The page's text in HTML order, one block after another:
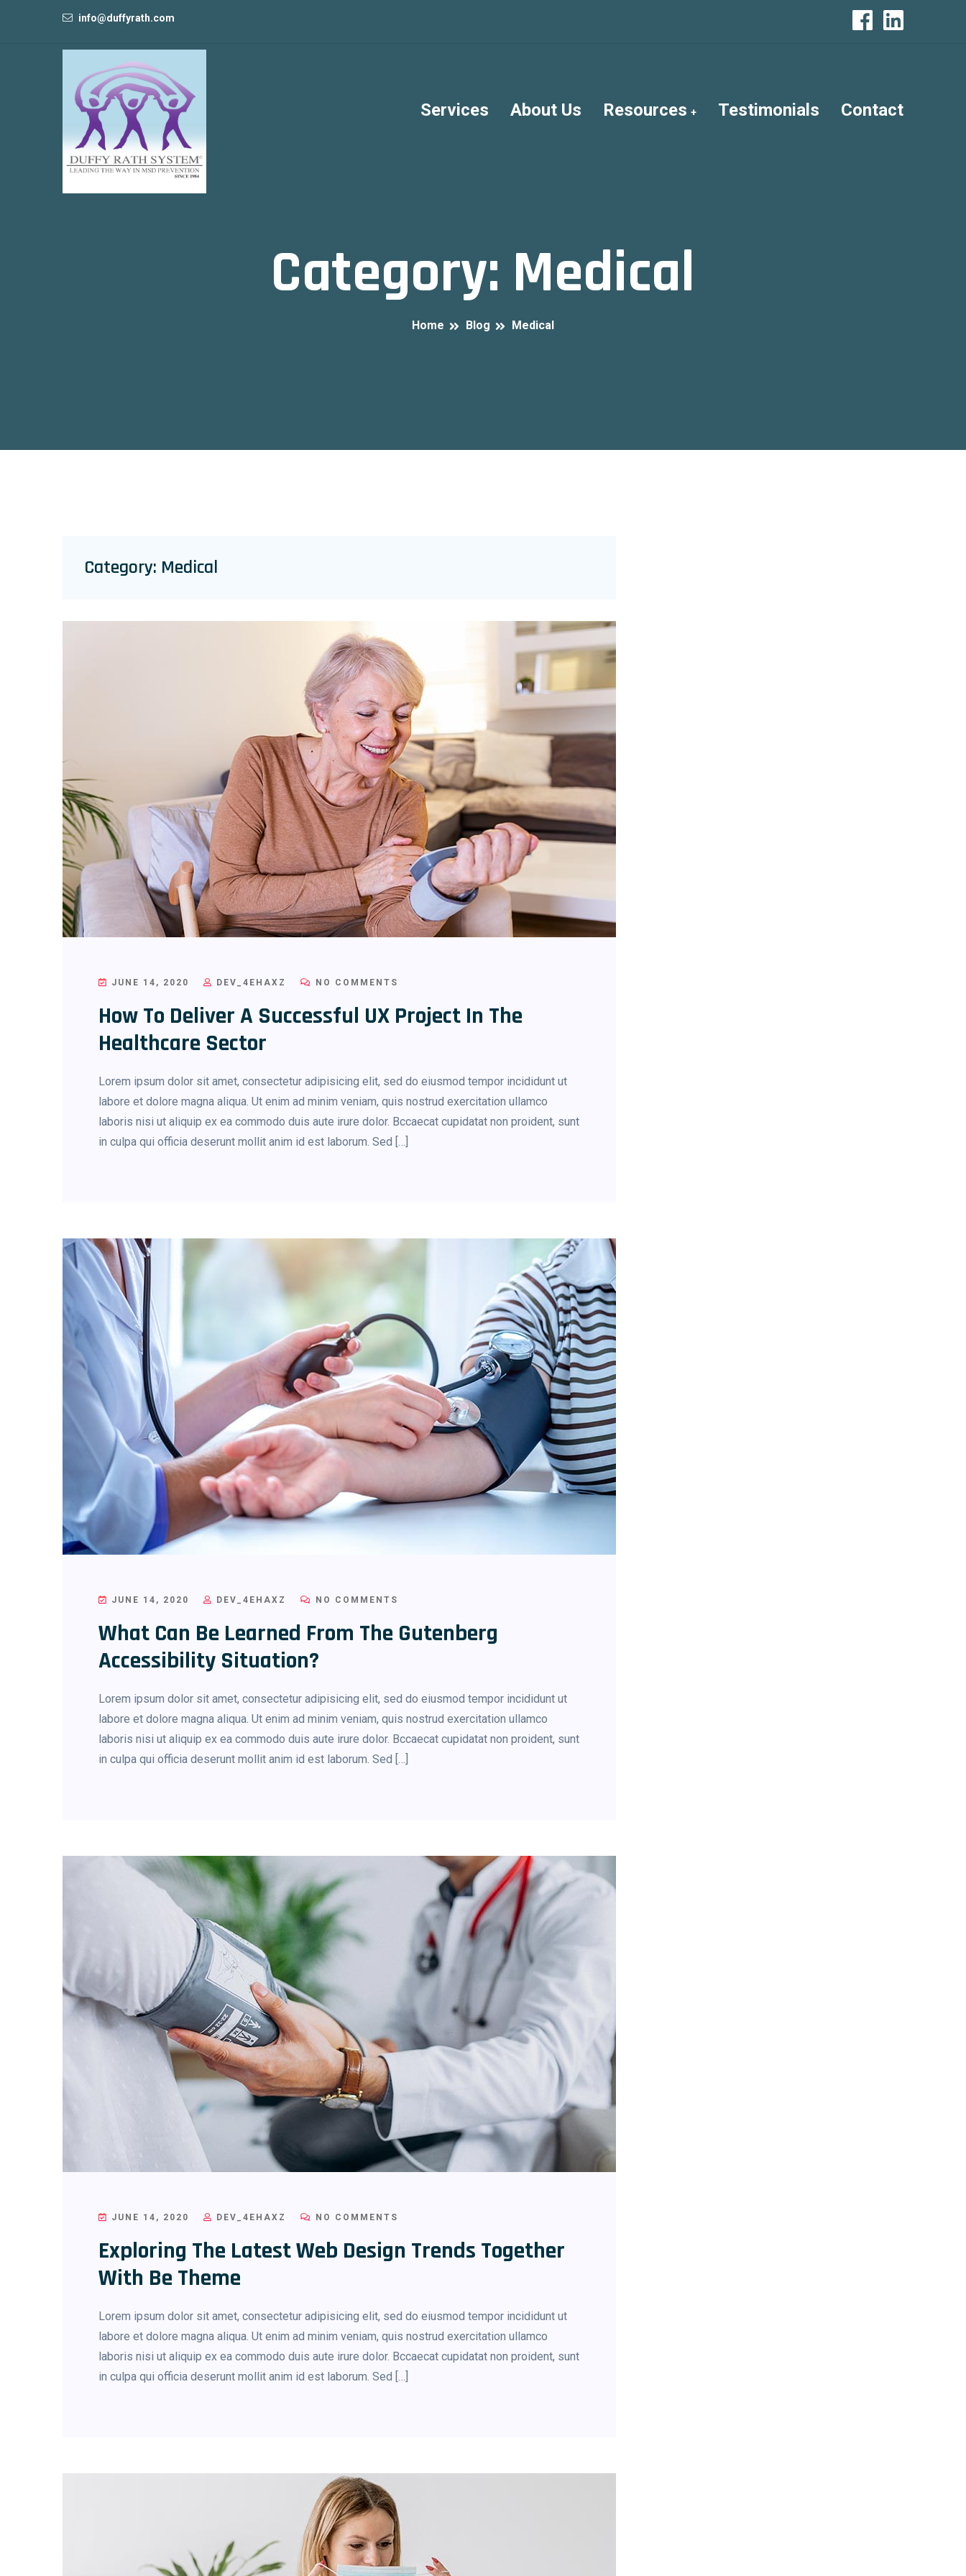
info@duffyrath.com
Services About Us Resources Testimonials Contact
Category: Medical
Home Blog Medical
Category: Medical
JUNE 14, 2020 DEV_4EHAXZ NO COMMENTS
How To Deliver A Successful UX Project In The
Healthcare Sector
Lorem ipsum dolor sit amet, consectetur adipisicing elit, sed do eiusmod tempor incididunt ut
labore et dolore magna aliqua. Ut enim ad minim veniam, quis nostrud exercitation ullamco
laboris nisi ut aliquip ex ea commodo duis aute irure dolor. Bccaecat cupidatat non proident, sunt
in culpa qui officia deserunt mollit anim id est laborum. Sed […]
JUNE 14, 2020 DEV_4EHAXZ NO COMMENTS
What Can Be Learned From The Gutenberg
Accessibility Situation?
Lorem ipsum dolor sit amet, consectetur adipisicing elit, sed do eiusmod tempor incididunt ut
labore et dolore magna aliqua. Ut enim ad minim veniam, quis nostrud exercitation ullamco
laboris nisi ut aliquip ex ea commodo duis aute irure dolor. Bccaecat cupidatat non proident, sunt
in culpa qui officia deserunt mollit anim id est laborum. Sed […]
JUNE 14, 2020 DEV_4EHAXZ NO COMMENTS
Exploring The Latest Web Design Trends Together
With Be Theme
Lorem ipsum dolor sit amet, consectetur adipisicing elit, sed do eiusmod tempor incididunt ut
labore et dolore magna aliqua. Ut enim ad minim veniam, quis nostrud exercitation ullamco
laboris nisi ut aliquip ex ea commodo duis aute irure dolor. Bccaecat cupidatat non proident, sunt
in culpa qui officia deserunt mollit anim id est laborum. Sed […]